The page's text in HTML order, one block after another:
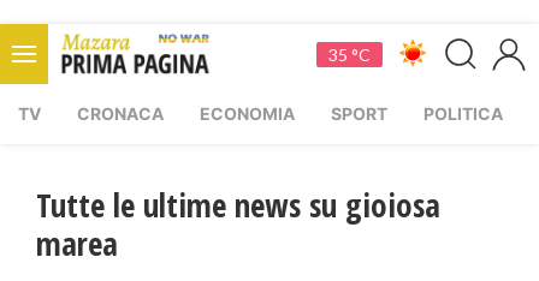
35 °C
TV CRONACA ECONOMIA SPORT POLITICA
Tutte le ultime news su gioiosa
marea